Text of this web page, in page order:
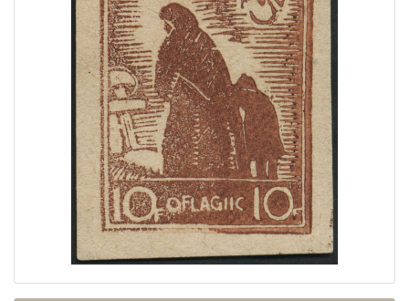
Archive
Regulation
Contact